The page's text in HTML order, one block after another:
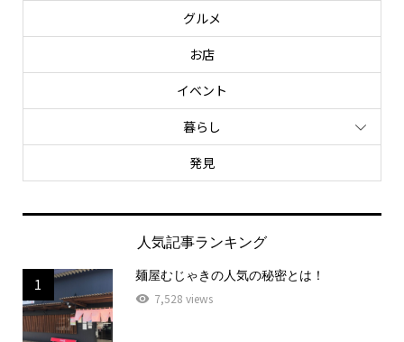
グルメ
お店
イベント
暮らし
発見
人気記事ランキング
1
麺屋むじゃきの人気の秘密とは！
7,528 views